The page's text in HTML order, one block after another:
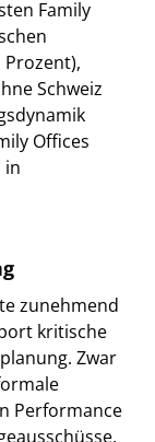
Family
Prozent),
Schweiz
Offices
in
zunehmend
kritische
Zwar
Performance